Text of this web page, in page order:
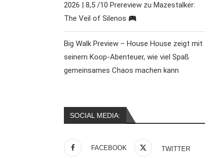
2026 | 8,5 /10 Prereview zu Mazestalker:
The Veil of Silenos
Big Walk Preview – House House zeigt mit
seinem Koop-Abenteuer, wie viel Spaß
gemeinsames Chaos machen kann
SOCIAL MEDIA:
FACEBOOK TWITTER